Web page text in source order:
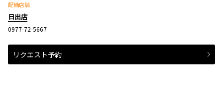
配備店舗
日出店
0977-72-5667
リクエスト予約